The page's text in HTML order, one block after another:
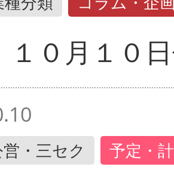
０月１０
・三セク 予定・